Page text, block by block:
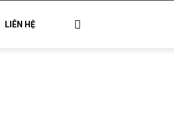
LIÊN HỆ